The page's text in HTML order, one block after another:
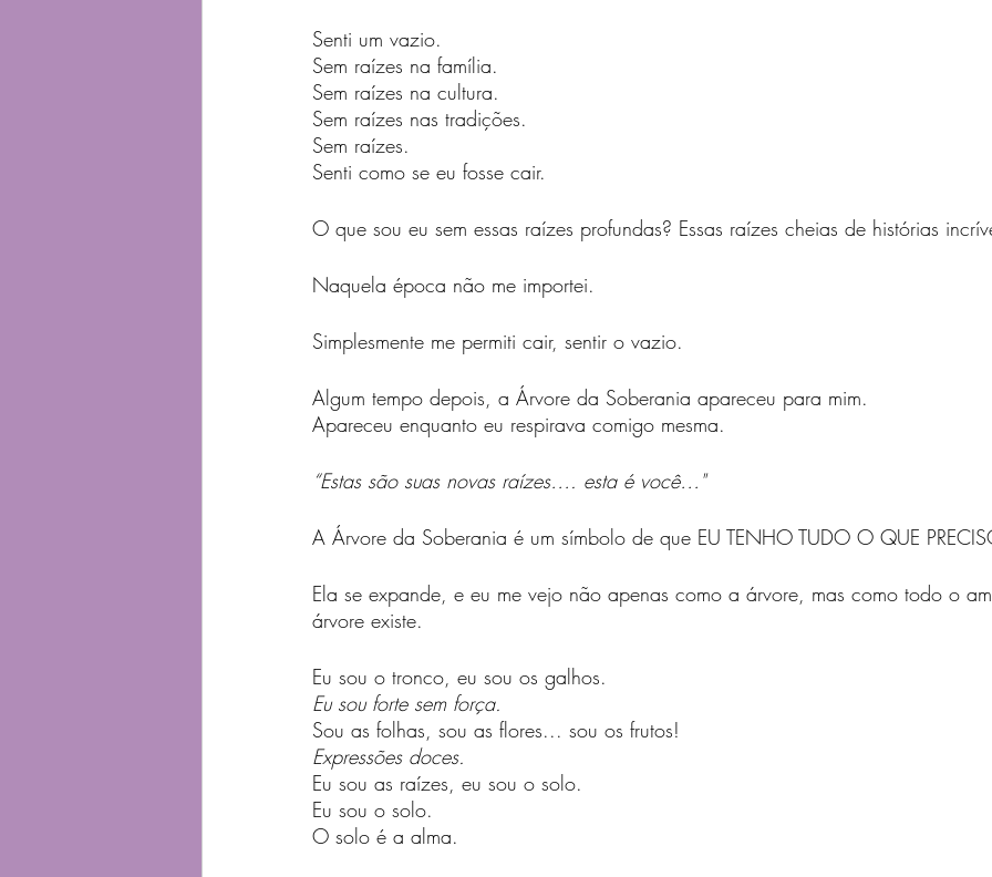
Senti um vazio.
Sem raízes na família.
Sem raízes na cultura.
Sem raízes nas tradições.
Sem raízes.
Senti como se eu fosse cair.
O que sou eu sem essas raízes profundas? Essas raízes cheias de histórias
Naquela época não me importei.
Simplesmente me permiti cair, sentir o vazio.
Algum tempo depois, a Árvore da Soberania apareceu para mim.
Apareceu enquanto eu respirava comigo mesma.
“Estas são suas novas raízes…. esta é você…"
A Árvore da Soberania é um símbolo de que EU TENHO TUDO O QUE
Ela se expande, e eu me vejo não apenas como a árvore, mas como todo o
árvore existe.
Eu sou o tronco, eu sou os galhos.
Eu sou forte sem força.
Sou as folhas, sou as flores... sou os frutos!
Expressões doces.
Eu sou as raízes, eu sou o solo.
Eu sou o solo.
O solo é a alma.